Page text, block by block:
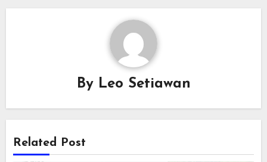
By Leo Setiawan
Related Post